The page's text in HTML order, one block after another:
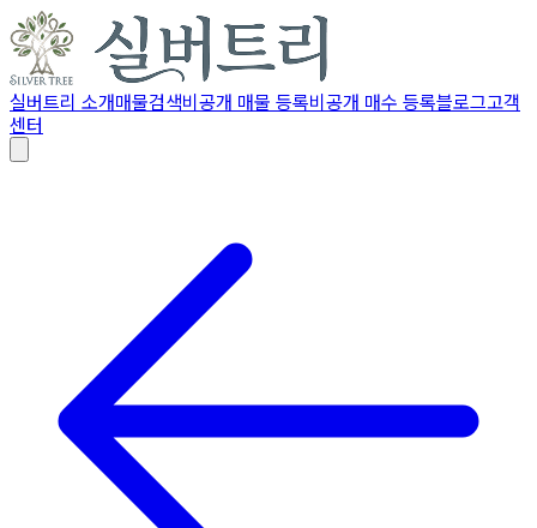
실버트리 소개매물검색비공개 매물 등록비공개 매수 등록블로그고객
센터